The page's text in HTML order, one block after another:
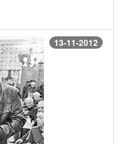
13-11-2012